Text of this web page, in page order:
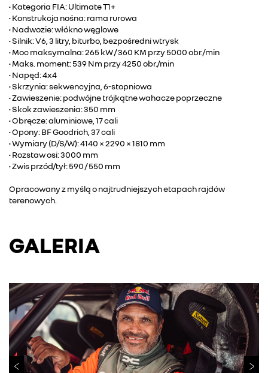
• Kategoria FIA: Ultimate T1+
• Konstrukcja nośna: rama rurowa
• Nadwozie: włókno węglowe
• Silnik: V6, 3 litry, biturbo, bezpośredni wtrysk
• Moc maksymalna: 265 kW / 360 KM przy 5000 obr./min
• Maks. moment: 539 Nm przy 4250 obr./min
• Napęd: 4x4
• Skrzynia: sekwencyjna, 6-stopniowa
• Zawieszenie: podwójne trójkątne wahacze poprzeczne
• Skok zawieszenia: 350 mm
• Obręcze: aluminiowe, 17 cali
• Opony: BF Goodrich, 37 cali
• Wymiary (D/S/W): 4140 × 2290 × 1810 mm
• Rozstaw osi: 3000 mm
• Zwis przód/tył: 590 / 550 mm
Opracowany z myślą o najtrudniejszych etapach rajdów
terenowych.
GALERIA